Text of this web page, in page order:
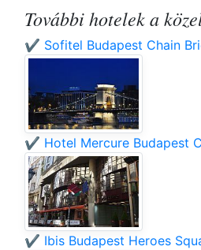
További hotelek a
✔️ Sofitel Budapest Chain
✔️ Hotel Mercure Budapest
✔️ Ibis Budapest Heroes